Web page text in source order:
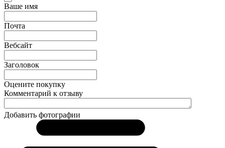
Ваше имя
Почта
Вебсайт
Заголовок
Оцените покупку
Комментарий к отзыву
Добавить фотографии